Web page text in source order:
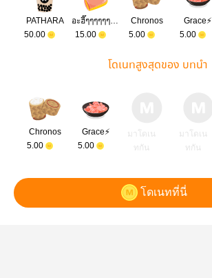
PATHARA
50.00
อะฮี๊ๆๆๆๆๆๆๆๆๆๆ
15.00
Chronos
5.00
Grace⚡️
5.00
โดเนทสูงสุดของ บทนำ
Chronos
5.00
Grace⚡️
5.00
มาโดเน
ทกัน
มาโดเน
ทกัน
โดเนทที่นี่